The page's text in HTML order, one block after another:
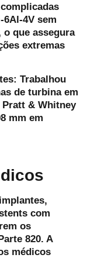
6Al-4V sem
que assegura
extremas
Trabalhou
de turbina em
& Whitney
mm em
com
os
820. A
médicos